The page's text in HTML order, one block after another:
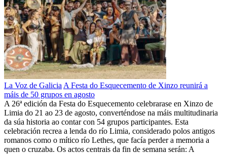
La Voz de Galicia A Festa do Esquecemento de Xinzo reunirá a
máis de 50 grupos en agosto
A 26ª edición da Festa do Esquecemento celebrarase en Xinzo de
Limia do 21 ao 23 de agosto, converténdose na máis multitudinaria
da súa historia ao contar con 54 grupos participantes. Esta
celebración recrea a lenda do río Limia, considerado polos antigos
romanos como o mítico río Lethes, que facía perder a memoria a
quen o cruzaba. Os actos centrais da fin de semana serán: A